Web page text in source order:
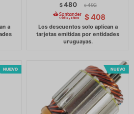
$480 $ 492
$ 408